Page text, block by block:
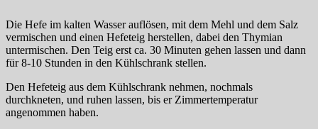
Die Hefe im kalten Wasser auflösen, mit dem Mehl und dem Salz
vermischen und einen Hefeteig herstellen, dabei den Thymian
untermischen. Den Teig erst ca. 30 Minuten gehen lassen und dann
für 8-10 Stunden in den Kühlschrank stellen.
Den Hefeteig aus dem Kühlschrank nehmen, nochmals
durchkneten, und ruhen lassen, bis er Zimmertemperatur
angenommen haben.